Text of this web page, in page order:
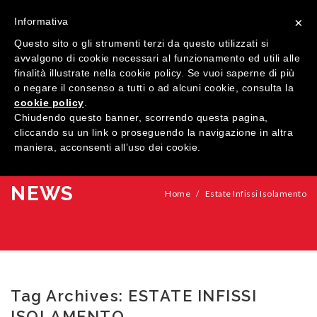
MENU
HOME
AZIENDA
Legno
Porte
ARREDI SU MISURA
NEWS Home / Estate Infissi Isolamento
Tag Archives: ESTATE INFISSI
×
Informativa
Questo sito o gli strumenti terzi da questo utilizzati si
avvalgono di cookie necessari al funzionamento ed utili alle
finalità illustrate nella cookie policy. Se vuoi saperne di più
o negare il consenso a tutti o ad alcuni cookie, consulta la
cookie policy
Chiudendo questo banner, scorrendo questa pagina,
cliccando su un link o proseguendo la navigazione in altra
maniera, acconsenti all’uso dei cookie.